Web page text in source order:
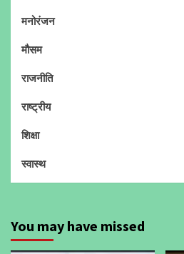
मनोरंजन
मौसम
राजनीति
राष्ट्रीय
शिक्षा
स्वास्थ
You may have missed